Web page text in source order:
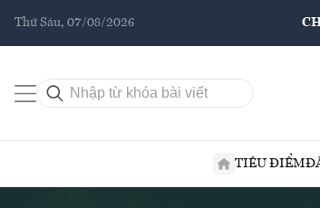
Thứ Sáu, 07/08/2026
TIÊU ĐIỂM